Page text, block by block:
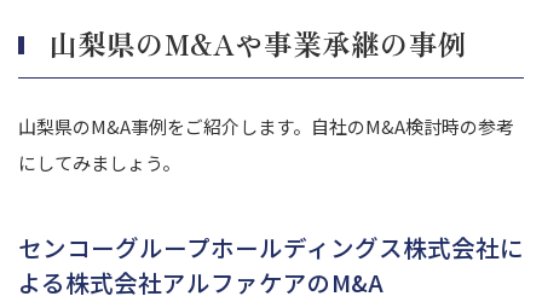
山梨県のM&Aや事業承継の事例
山梨県のM&A事例をご紹介します。自社のM&A検討時の参考
にしてみましょう。
センコーグループホールディングス株式会社に
よる株式会社アルファケアのM&A